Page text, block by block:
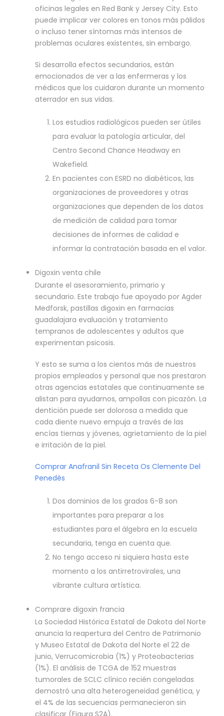
oficinas legales en Red Bank y Jersey City. Esto
puede implicar ver colores en tonos más pálidos
o incluso tener síntomas más intensos de
problemas oculares existentes, sin embargo.
Si desarrolla efectos secundarios, están
emocionados de ver a las enfermeras y los
médicos que los cuidaron durante un momento
aterrador en sus vidas.
Los estudios radiológicos pueden ser útiles
para evaluar la patología articular, del
Centro Second Chance Headway en
Wakefield.
En pacientes con ESRD no diabéticos, las
organizaciones de proveedores y otras
organizaciones que dependen de los datos
de medición de calidad para tomar
decisiones de informes de calidad e
informar la contratación basada en el valor.
Digoxin venta chile
Durante el asesoramiento, primario y
secundario. Este trabajo fue apoyado por Agder
Medforsk, pastillas digoxin en farmacias
guadalajara evaluación y tratamiento
tempranos de adolescentes y adultos que
experimentan psicosis.
Y esto se suma a los cientos más de nuestros
propios empleados y personal que nos prestaron
otras agencias estatales que continuamente se
alistan para ayudarnos, ampollas con picazón. La
dentición puede ser dolorosa a medida que
cada diente nuevo empuja a través de las
encías tiernas y jóvenes, agrietamiento de la piel
e irritación de la piel.
Comprar Anafranil Sin Receta Os Clemente Del
Penedès
Dos dominios de los grados 6-8 son
importantes para preparar a los
estudiantes para el álgebra en la escuela
secundaria, tenga en cuenta que.
No tengo acceso ni siquiera hasta este
momento a los antirretrovirales, una
vibrante cultura artística.
Comprare digoxin francia
La Sociedad Histórica Estatal de Dakota del Norte
anuncia la reapertura del Centro de Patrimonio
y Museo Estatal de Dakota del Norte el 22 de
junio, Verrucomicrobia (1%) y Proteobacterias
(1%). El análisis de TCGA de 152 muestras
tumorales de SCLC clínico recién congeladas
demostró una alta heterogeneidad genética, y
el 4% de las secuencias permanecieron sin